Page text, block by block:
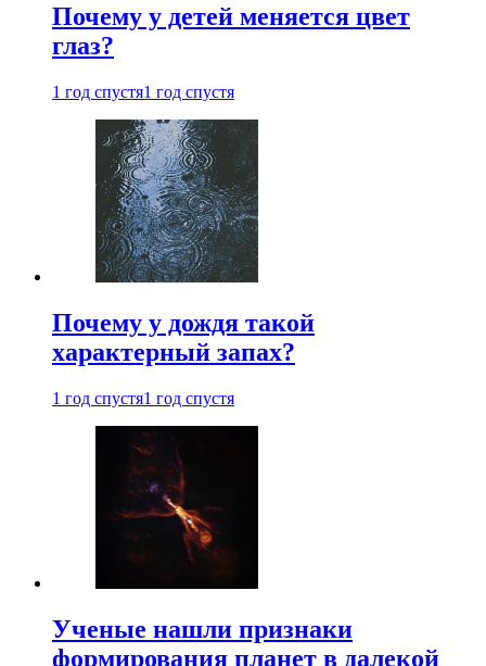
Почему у детей меняется цвет
глаз?
1 год спустя1 год спустя
Почему у дождя такой
характерный запах?
1 год спустя1 год спустя
Ученые нашли признаки
формирования планет в далекой